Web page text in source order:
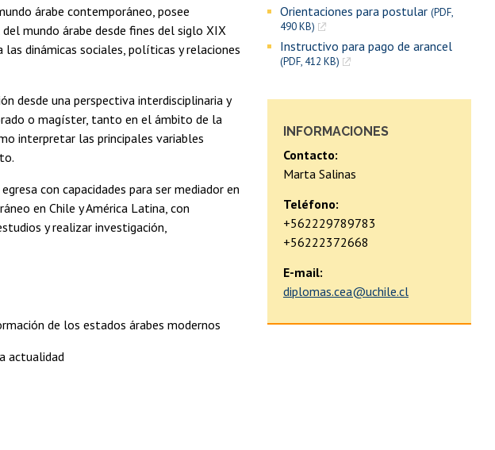
Orientaciones para postular (PDF,
490 KB)
Instructivo para pago de arancel
(PDF, 412 KB)
INFORMACIONES
Contacto:
Marta Salinas
Teléfono:
+562229789783
+56222372668
E-mail:
diplomas.cea@uchile.cl
árabe contemporáneo, posee
mundo árabe desde fines del siglo XIX
dinámicas sociales, políticas y relaciones
desde una perspectiva interdisciplinaria y
o magíster, tanto en el ámbito de la
interpretar las principales variables
con capacidades para ser mediador en
en Chile y América Latina, con
y realizar investigación,
de los estados árabes modernos
actualidad